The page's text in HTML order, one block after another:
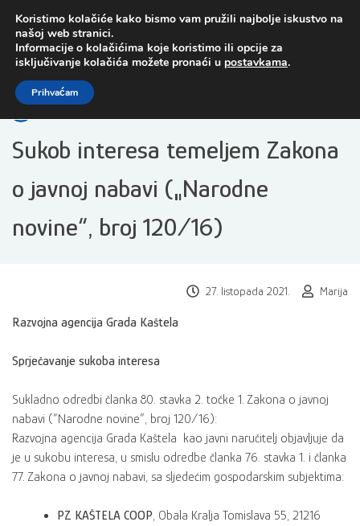
Open toolbar
sadržaj
Sukob interesa temeljem Zakona
o javnoj nabavi („Narodne
novine“, broj 120/16)
27. listopada 2021. Marija
Razvojna agencija Grada Kaštela
Sprječavanje sukoba interesa
Sukladno odredbi članka 80. stavka 2. točke 1. Zakona o javnoj
nabavi (“Narodne novine”, broj 120/16):
Razvojna agencija Grada Kaštela kao javni naručitelj objavljuje da
je u sukobu interesa, u smislu odredbe članka 76. stavka 1. i članka
77. Zakona o javnoj nabavi, sa sljedećim gospodarskim subjektima:
PZ KAŠTELA COOP, Obala Kralja Tomislava 55, 21216
Koristimo kolačiće kako bismo vam pružili najbolje iskustvo na
našoj web stranici.
Informacije o kolačićima koje koristimo ili opcije za
isključivanje kolačića možete pronaći u postavkama.
Prihvaćam